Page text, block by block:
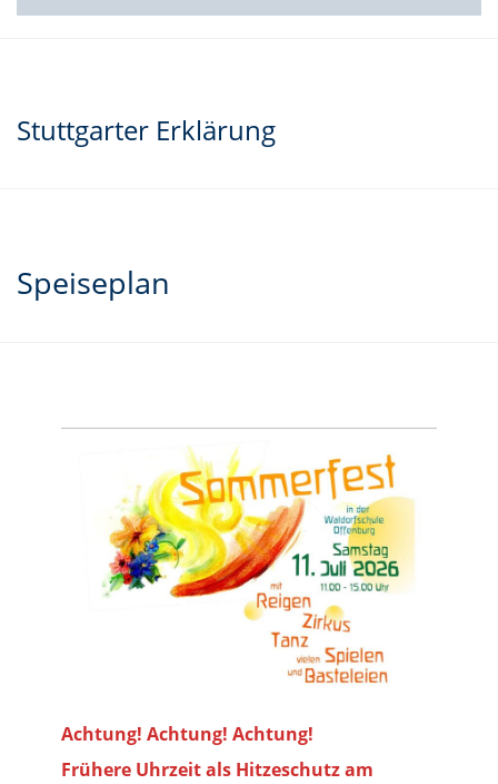
Stuttgarter Erklärung
Speiseplan
Achtung! Achtung! Achtung!
Frühere Uhrzeit als Hitzeschutz am